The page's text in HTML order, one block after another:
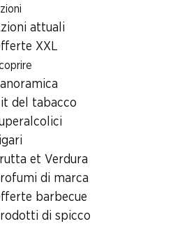
attuali
XXL
del tabacco
et Verdura
di marca
barbecue
di spicco
des Terreaux 25, 1000 Lausanne
Centre
25, 1000 Lausanne